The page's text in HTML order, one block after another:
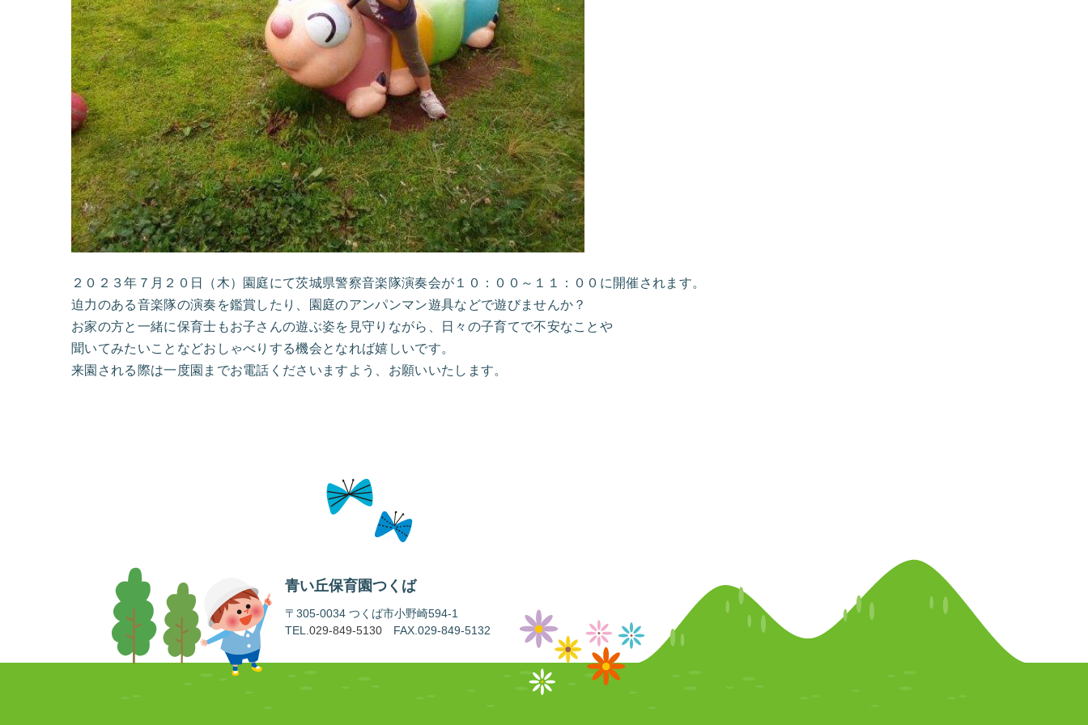
２０２３年７月２０日（木）園庭にて茨城県警察音楽隊演奏会が１０：００～１１：００に開催されます。
迫力のある音楽隊の演奏を鑑賞したり、園庭のアンパンマン遊具などで遊びませんか？
お家の方と一緒に保育士もお子さんの遊ぶ姿を見守りながら、日々の子育てで不安なことや
聞いてみたいことなどおしゃべりする機会となれば嬉しいです。
来園される際は一度園までお電話くださいますよう、お願いいたします。
青い丘保育園つくば
〒305-0034 つくば市小野崎594-1
TEL. 029-849-5130 FAX.029-849-5132